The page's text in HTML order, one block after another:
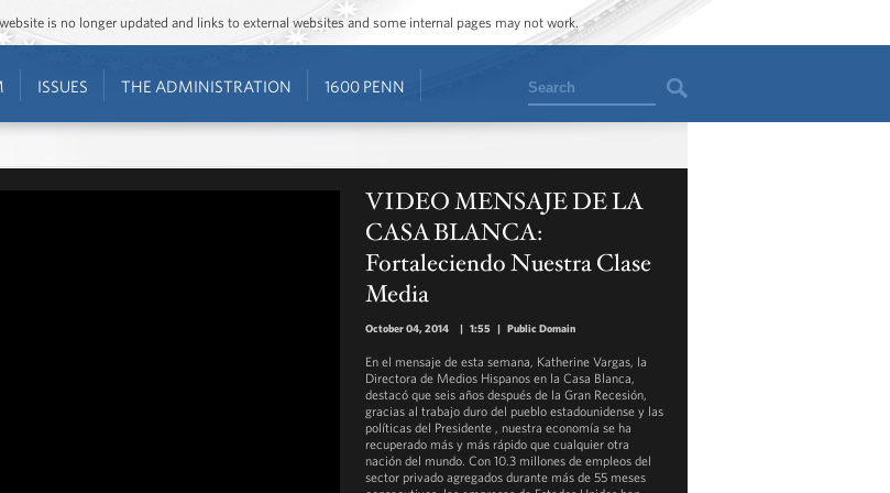
is no longer updated and links to external websites and some internal pages may not work.
ISSUES THE ADMINISTRATION 1600 PENN Search
VIDEO MENSAJE DE LA
CASA BLANCA:
Fortaleciendo Nuestra Clase
Media
October 04, 2014 | 1:55 | Public Domain
En el mensaje de esta semana, Katherine Vargas, la
Directora de Medios Hispanos en la Casa Blanca,
destacó que seis años después de la Gran Recesión,
gracias al trabajo duro del pueblo estadounidense y las
políticas del Presidente , nuestra economía se ha
recuperado más y más rápido que cualquier otra
nación del mundo. Con 10.3 millones de empleos del
sector privado agregados durante más de 55 meses